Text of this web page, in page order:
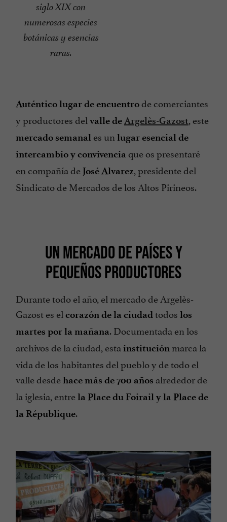
siglo XIX con
numerosas especies
botánicas y esencias
raras.
Auténtico lugar de encuentrode comerciantes
y productores del valle deArgelès-Gazost, este
mercado semanal es un lugar esencial de
intercambio y convivencia que os presentaré
en compañía de José Alvarez, presidente del
Sindicato de Mercados de los Altos Pirineos.
UN MERCADO DE PAÍSES Y
PEQUEÑOS PRODUCTORES
Durante todo el año, el mercado de Argelès-
Gazost es el corazón de la ciudadtodos los
martes por la mañana. Documentada en los
archivos de la ciudad, esta institución marca la
vida de los habitantes del pueblo y de todo el
valle desdehace más de 700 años alrededor de
la iglesia, entrela Place du Foirail y la Place de
la République.